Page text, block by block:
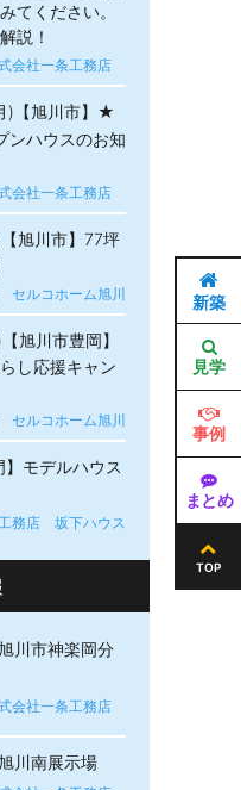
てください。
説！
会社一条工務店
)【旭川市】★
ハウスのお知
会社一条工務店
旭川市】77坪
ルコホーム旭川
旭川市豊岡】
し応援キャン
ルコホーム旭川
】モデルハウス
務店 坂下ハウス
川市神楽岡分
会社一条工務店
川南展示場
新築
見学
事例
まとめ
TOP